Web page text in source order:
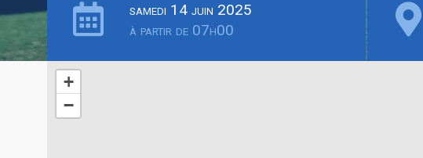
samedi 14 juin 2025
à partir de 07h00
+
−